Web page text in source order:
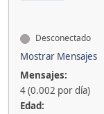
Desconectado
Mostrar Mensajes
Mensajes:
4 (0.002 por día)
Edad: